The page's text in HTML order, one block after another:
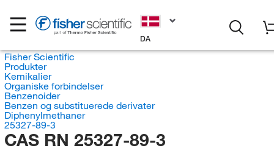
DA
Fisher Scientific
Produkter
Kemikalier
Organiske forbindelser
Benzenoider
Benzen og substituerede derivater
Diphenylmethaner
25327-89-3
CAS RN 25327-89-3